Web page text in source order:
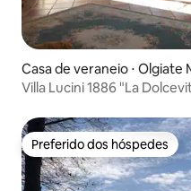
Casa de veraneio ⋅ Olgiate
Villa Lucini 1886 "La
Preferido dos hóspedes
Preferido dos hóspedes